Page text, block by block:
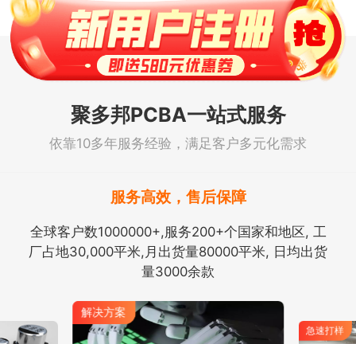
聚多邦PCBA一站式服务
依靠10多年服务经验，满足客户多元化需求
服务高效，售后保障
全球客户数1000000+,服务200+个国家和地区, 工
厂占地30,000平米,月出货量80000平米, 日均出货
量3000余款
解决方案
急速打样